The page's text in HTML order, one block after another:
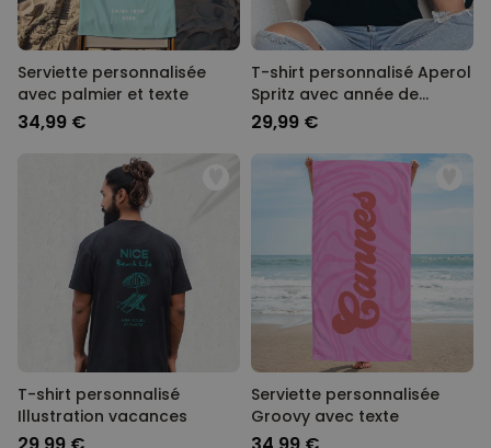
Serviette personnalisée
avec palmier et texte
34,99 €
T-shirt personnalisé Aperol
Spritz avec année de
naissance
29,99 €
T-shirt personnalisé
Illustration vacances
Serviette personnalisée
Groovy avec texte